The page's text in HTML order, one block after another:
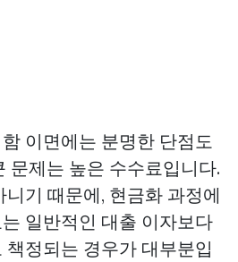
이면에는 분명한 단점도
문제는 높은 수수료입니다.
기 때문에, 현금화 과정에
일반적인 대출 이자보다
정되는 경우가 대부분입